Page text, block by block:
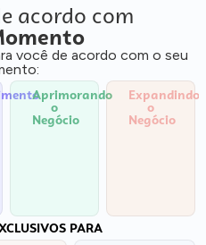
acordo com
você de acordo com o seu
Aprimorando
o
Negócio
Expandindo
o
Negócio
PARA